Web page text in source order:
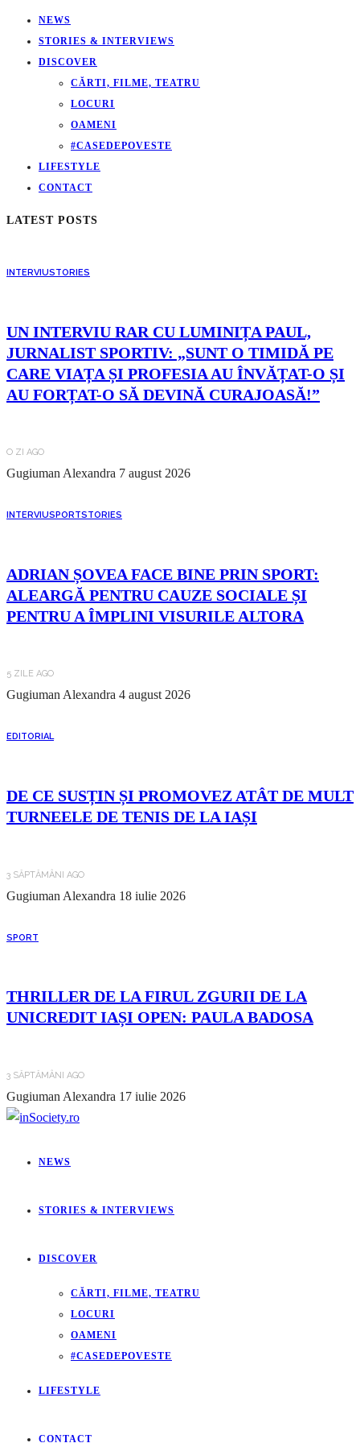
NEWS
STORIES & INTERVIEWS
DISCOVER
CĂRTI, FILME, TEATRU
LOCURI
OAMENI
#CASEDEPOVESTE
LIFESTYLE
CONTACT
LATEST POSTS
INTERVIUSTORIES
UN INTERVIU RAR CU LUMINIȚA PAUL,
JURNALIST SPORTIV: „SUNT O TIMIDĂ PE
CARE VIAȚA ȘI PROFESIA AU ÎNVĂȚAT-O ȘI
AU FORȚAT-O SĂ DEVINĂ CURAJOASĂ!”
O ZI AGO
Gugiuman Alexandra 7 august 2026
INTERVIUSPORTSTORIES
ADRIAN ȘOVEA FACE BINE PRIN SPORT:
ALEARGĂ PENTRU CAUZE SOCIALE ȘI
PENTRU A ÎMPLINI VISURILE ALTORA
5 ZILE AGO
Gugiuman Alexandra 4 august 2026
EDITORIAL
DE CE SUSȚIN ȘI PROMOVEZ ATÂT DE MULT
TURNEELE DE TENIS DE LA IAȘI
3 SĂPTĂMÂNI AGO
Gugiuman Alexandra 18 iulie 2026
SPORT
THRILLER DE LA FIRUL ZGURII DE LA
UNICREDIT IAȘI OPEN: PAULA BADOSA
3 SĂPTĂMÂNI AGO
Gugiuman Alexandra 17 iulie 2026
NEWS
STORIES & INTERVIEWS
DISCOVER
CĂRTI, FILME, TEATRU
LOCURI
OAMENI
#CASEDEPOVESTE
LIFESTYLE
CONTACT